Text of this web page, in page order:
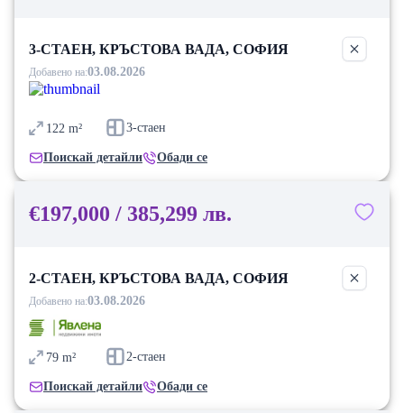
3-СТАЕН, КРЪСТОВА ВАДА, СОФИЯ
Добавено на:03.08.2026
122 m² 3-стаен
Поискай детайли Обади се
€197,000 / 385,299 лв.
2-СТАЕН, КРЪСТОВА ВАДА, СОФИЯ
Добавено на:03.08.2026
79 m² 2-стаен
Поискай детайли Обади се